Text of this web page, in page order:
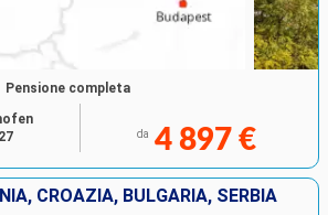
Pensione completa
da 4 897 €
CROAZIA, BULGARIA, SERBIA